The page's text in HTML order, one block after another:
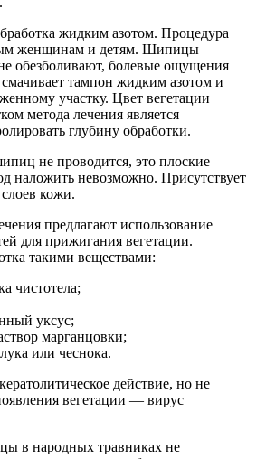
жидким азотом. Процедура
женщинам и детям. Шипицы
обезболивают, болевые ощущения
тампон жидким азотом и
участку. Цвет вегетации
метода лечения является
глубину обработки.
не проводится, это плоские
наложить невозможно. Присутствует
кожи.
предлагают использование
для прижигания вегетации.
такими веществами:
чистотела;
уксус;
марганцовки;
или чеснока.
действие, но не
вегетации — вирус
в народных травниках не